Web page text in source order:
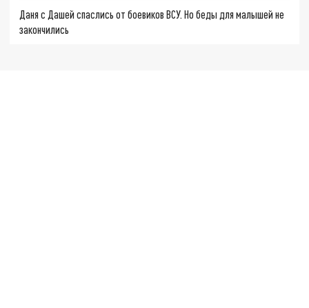
Даня с Дашей спаслись от боевиков ВСУ. Но беды для малышей не
закончились